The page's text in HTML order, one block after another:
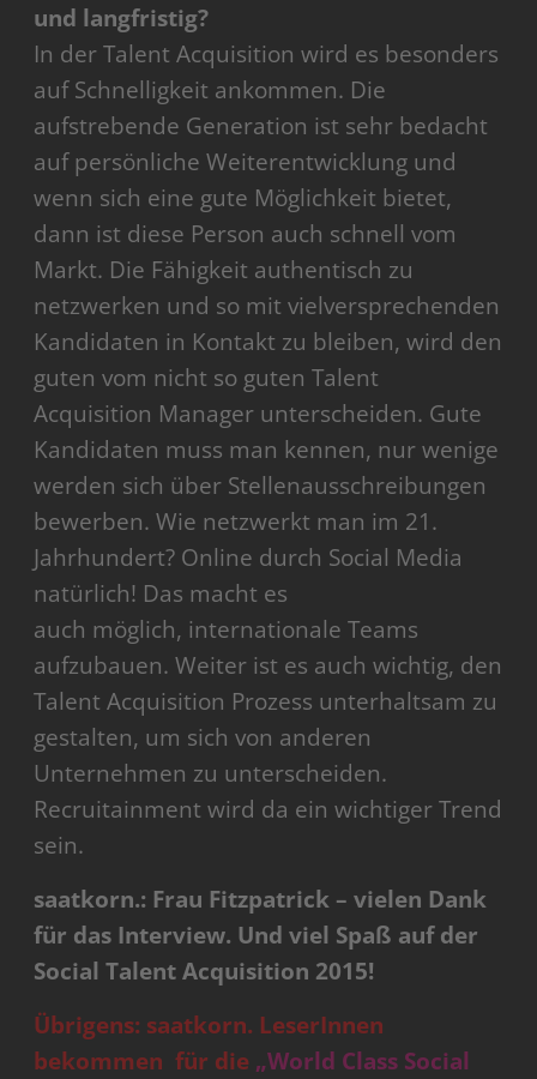
und langfristig?
In der Talent Acquisition wird es besonders
auf Schnelligkeit ankommen. Die
aufstrebende Generation ist sehr bedacht
auf persönliche Weiterentwicklung und
wenn sich eine gute Möglichkeit bietet,
dann ist diese Person auch schnell vom
Markt. Die Fähigkeit authentisch zu
netzwerken und so mit vielversprechenden
Kandidaten in Kontakt zu bleiben, wird den
guten vom nicht so guten Talent
Acquisition Manager unterscheiden. Gute
Kandidaten muss man kennen, nur wenige
werden sich über Stellenausschreibungen
bewerben. Wie netzwerkt man im 21.
Jahrhundert? Online durch Social Media
natürlich! Das macht es
auch möglich, internationale Teams
aufzubauen. Weiter ist es auch wichtig, den
Talent Acquisition Prozess unterhaltsam zu
gestalten, um sich von anderen
Unternehmen zu unterscheiden.
Recruitainment wird da ein wichtiger Trend
sein.
saatkorn.: Frau Fitzpatrick – vielen Dank
für das Interview. Und viel Spaß auf der
Social Talent Acquisition 2015!
Übrigens: saatkorn. LeserInnen
bekommen für die „World Class Social